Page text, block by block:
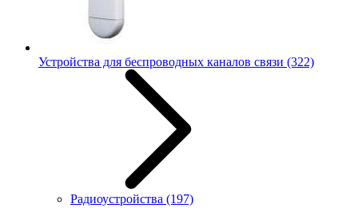
Устройства для беспроводных каналов связи (322)
Радиоустройства (197)